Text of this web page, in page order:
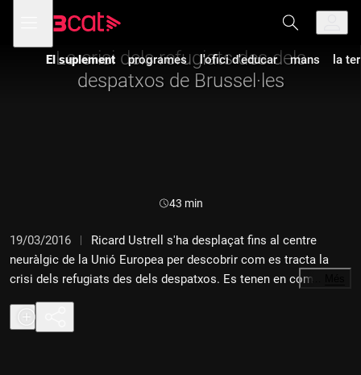
navegació
principal
menú
de
El suplement programes l'ofici d'educar mans la
La crisi dels refugiats des dels
despatxos de Brussel·les
Durada:
43 min
19/03/2016
Ricard Ustrell s'ha desplaçat fins al centre
neuràlgic de la Unió Europea per descobrir com es tracta la
crisi dels refugiats des dels despatxos. Es tenen en compte els
drames personals que hi ha darrere de cada refugiat o,
simplement, es veuen com a xifres? N'ha parlat amb Ska Keller,
líder del Partit Verd Europeu, Albert Elfa, corresponsal de
…